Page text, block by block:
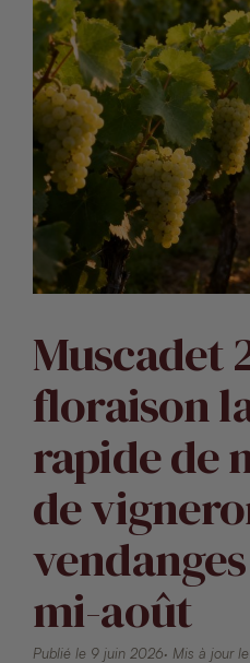
Muscadet
floraison
rapide de
de
mi-août
Publié le 9 juin 2026· Mis à jour